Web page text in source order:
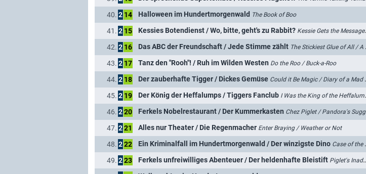
40. 2 14 Halloween im Hundertmorgenwald The Book of Boo
41. 2 15 Kessies Botendienst / Wo, bitte, geht's zu Rabbit? Kessie Gets the Message / Map of the Wood
42. 2 16 Das ABC der Freundschaft / Jede Stimme zählt The Stickiest Glue of All / A Smackeral in Every Pot
43. 2 17 Tanz den "Rooh"! / Ruh im Wilden Westen Do the Roo / Buck-a-Roo
44. 2 18 Der zauberhafte Tigger / Dickes Gemüse Could it Be Magic / Diary of a Mad Gardener
45. 2 19 Der König der Heffalumps / Tiggers Fanclub I Was the King of the Heffalumps / Tigger's Club
46. 220 Ferkels Nobelrestaurant / Der Kummerkasten Chez Piglet / Pandora's Suggestion Box
47. 221 Alles nur Theater / Die Regenmacher Enter Braying / Weather or Not
48. 222 Ein Kriminalfall im Hundertmorgenwald / Der winzigste Dino Case of the Disappeared Donkey / The Littlest Dinosnore
49. 223 Ferkels unfreiwilliges Abenteuer / Der heldenhafte Bleistift Piglet's Inadvertent Adventure / The Power of the Pencil